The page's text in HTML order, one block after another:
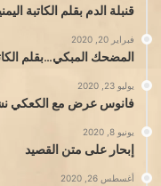
قنبلة الدم بقلم الكاتبة
فبراير 20, 2020
المضحك المبكي…بقلم
يوليو 23, 2020
فانوس عرض مع الكعكي
يونيو 8, 2020
إبحار على متن القصيد
أغسطس 26, 2020